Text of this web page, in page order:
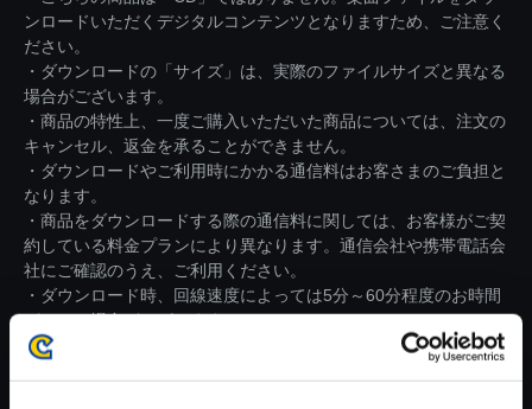
ンロードいただくデジタルコンテンツとなりますため、ご注意く
ださい。
・ダウンロードの「サイズ」は、実際のファイルサイズと異なる
場合がございます。
・商品の特性上、一度ご購入いただいた商品については、注文の
キャンセル、返金を承ることができません。
・ダウンロードやご利用時にかかる通信料はお客さまのご負担と
なります。
・商品をダウンロードする際の通信料に関しては、お客様がご契
約している料金プランにより異なります。通信会社や携帯電話会
社にご確認のうえ、ご利用ください。
・ダウンロード時、回線速度によっては5分～60分程度のお時間
がかかる場合がございます。
※ご購入いただいたファイルのダウンロードの際には、通信環境